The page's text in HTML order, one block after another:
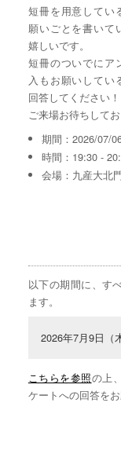
短冊を用意してい
願いごとを書いて
嬉しいです。
短冊のついでにア
入もお願いしてい
回答してください！
ご来場お待ちして
期間：2026/07/
時間：19:30 -
会場：九産大北
以下の期間に、す
ます。
2026年7月9日（
こちらを参照の上
ケートへの回答をお